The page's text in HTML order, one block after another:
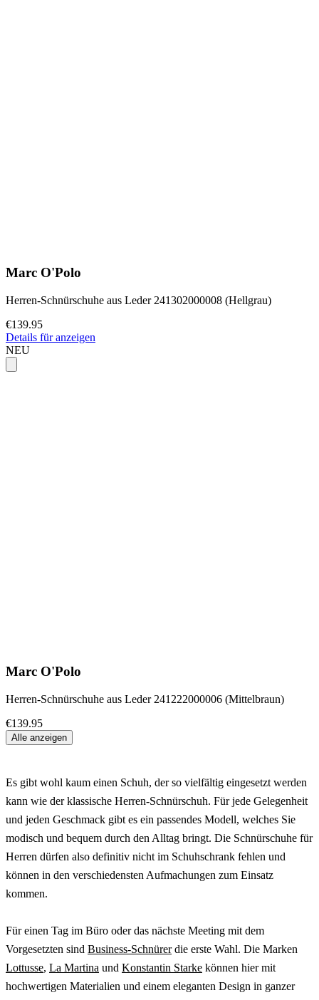
Marc O'Polo
Herren-Schnürschuhe aus Leder 241302000008 (Hellgrau)
€139.95
Details für anzeigen
NEU
Marc O'Polo
Herren-Schnürschuhe aus Leder 241222000006 (Mittelbraun)
€139.95
Alle anzeigen
Es gibt wohl kaum einen Schuh, der so vielfältig eingesetzt werden
kann wie der klassische Herren-Schnürschuh. Für jede Gelegenheit
und jeden Geschmack gibt es ein passendes Modell, welches Sie
modisch und bequem durch den Alltag bringt. Die Schnürschuhe für
Herren dürfen also definitiv nicht im Schuhschrank fehlen und
können in den verschiedensten Aufmachungen zum Einsatz
kommen.
Für einen Tag im Büro oder das nächste Meeting mit dem
Vorgesetzten sind Business-Schnürerdie erste Wahl. Die Marken
Lottusse, La Martina und Konstantin Starke können hier mit
hochwertigen Materialien und einem eleganten Design in ganzer